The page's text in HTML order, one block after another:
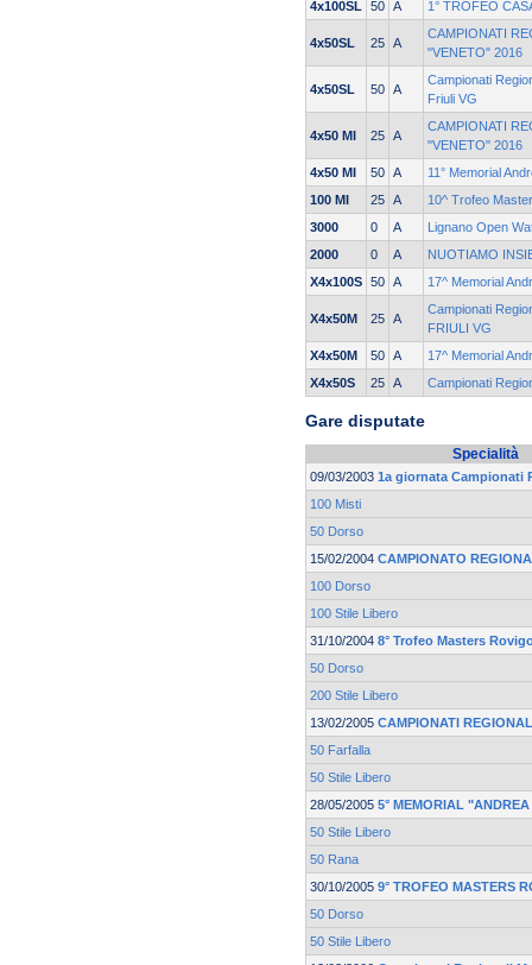
4x100SL
50 A 1° TROFEO
4x50SL 25 A
CAMPIONATI
"VENETO" 2016
4x50SL 50 A
Campionati
Friuli VG
4x50 MI 25 A
CAMPIONATI
"VENETO" 2016
4x50 MI
50 A
11° Memorial
100 MI
25 A
10^ Trofeo
3000
0 A
Lignano Open
2000
0 A
NUOTIAMO
X4x100S 50 A 17^ Memorial
X4x50M 25 A
Campionati
FRIULI VG
X4x50M
50 A
17^ Memorial
X4x50S
25 A Campionati
Gare disputate
Specialità
09/03/2003 1a giornata Campionati
100 Misti
50 Dorso
15/02/2004 CAMPIONATO
100 Dorso
100 Stile Libero
31/10/2004 8° Trofeo Masters
50 Dorso
200 Stile Libero
13/02/2005 CAMPIONATI
50 Farfalla
50 Stile Libero
28/05/2005 5° MEMORIAL
50 Stile Libero
50 Rana
30/10/2005 9° TROFEO MASTERS
50 Dorso
50 Stile Libero